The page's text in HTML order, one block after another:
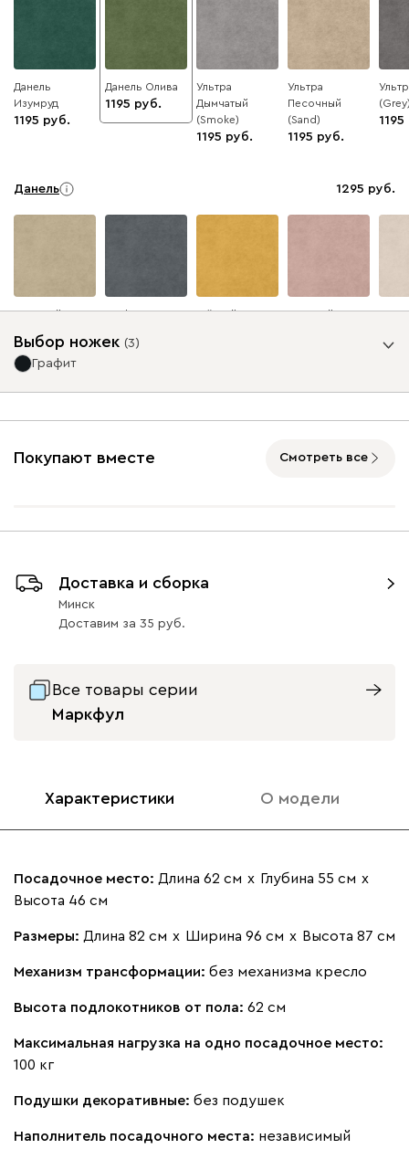
Данель
Изумруд
1195
Данель Олива
1195
Ультра
Дымчатый
(Smoke)
1195
Ультра
Песочный
(Sand)
1195
1195
Данель 1295
Бежевый Графит Жёлтый Розовый
Бентори
Бежевый Графит
020 120 236 240
Изумруд Марсала
Мола
Выбор ножек (3)
Графит
34
Покупают вместе Смотреть все
Доставка и сборка
Минск
Доставим за 35
Все товары серии
Маркфул
Характеристики О модели
Посадочное место: Длина 62 см х Глубина 55 см х
Высота 46 см
Размеры: Длина 82 см х Ширина 96 см х Высота 87 см
Механизм трансформации: без механизма кресло
Высота подлокотников от пола: 62 см
Максимальная нагрузка на одно посадочное место:
100 кг
Подушки декоративные: без подушек
Наполнитель посадочного места: независимый